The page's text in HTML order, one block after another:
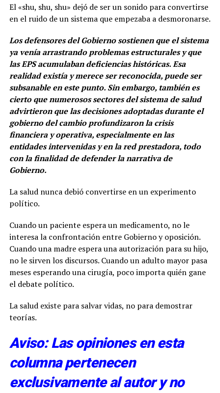
El «shu, shu, shu» dejó de ser un sonido para convertirse
en el ruido de un sistema que empezaba a desmoronarse.
Los defensores del Gobierno sostienen que el sistema
ya venía arrastrando problemas estructurales y que
las EPS acumulaban deficiencias históricas. Esa
realidad existía y merece ser reconocida, puede ser
subsanable en este punto. Sin embargo, también es
cierto que numerosos sectores del sistema de salud
advirtieron que las decisiones adoptadas durante el
gobierno del cambio profundizaron la crisis
financiera y operativa, especialmente en las
entidades intervenidas y en la red prestadora, todo
con la finalidad de defender la narrativa de
Gobierno.
La salud nunca debió convertirse en un experimento
político.
Cuando un paciente espera un medicamento, no le
interesa la confrontación entre Gobierno y oposición.
Cuando una madre espera una autorización para su hijo,
no le sirven los discursos. Cuando un adulto mayor pasa
meses esperando una cirugía, poco importa quién gane
el debate político.
La salud existe para salvar vidas, no para demostrar
teorías.
Aviso: Las opiniones en esta
columna pertenecen
exclusivamente al autor y no